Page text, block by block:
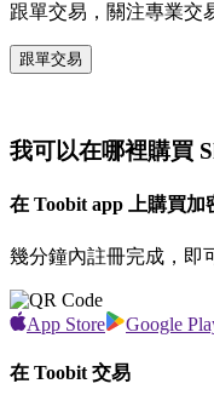
跟單交易，關注專業交
跟單交易
我可以在哪裡購買
在 Toobit app 上購買加
幾分鐘內註冊完成，即
App Store Google
在 Toobit 交易